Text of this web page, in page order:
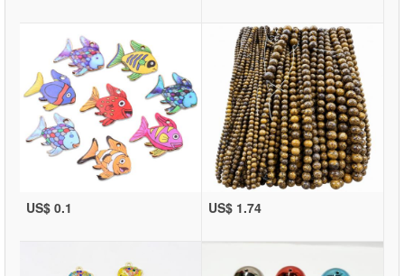
US$ 0.1 US$ 1.74